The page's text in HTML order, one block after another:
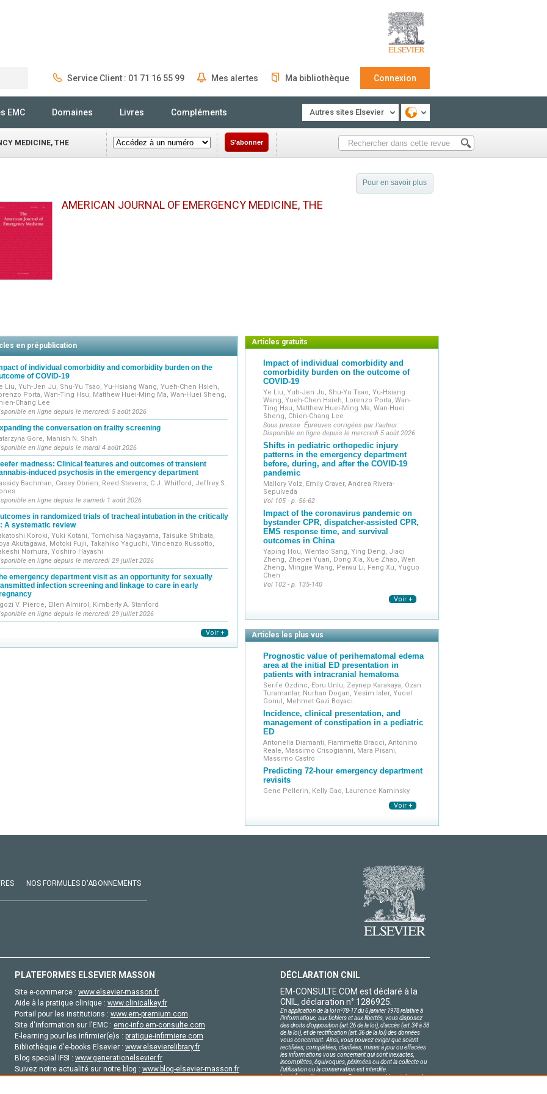
Service Client : 01 71 16 55 99 Mes alertes Ma bibliothèque Connexion
EMC Domaines Livres Compléments Autres sites Elsevier
MEDICINE, THE S'abonner
Pour en savoir plus
AMERICAN JOURNAL OF EMERGENCY MEDICINE, THE
en prépublication
of individual comorbidity and comorbidity burden on the
of COVID-19
Liu, Yuh-Jen Ju, Shu-Yu Tsao, Yu-Hsiang Wang, Yueh-Chen Hsieh,
Porta, Wan-Ting Hsu, Matthew Huei-Ming Ma, Wan-Huei Sheng,
Chang Lee
en ligne depuis le mercredi 5 août 2026
the conversation on frailty screening
Gore, Manish N. Shah
en ligne depuis le mardi 4 août 2026
madness: Clinical features and outcomes of transient
induced psychosis in the emergency department
Bachman, Casey Obrien, Reed Stevens, C.J. Whitford, Jeffrey S.
en ligne depuis le samedi 1 août 2026
in randomized trials of tracheal intubation in the critically
A systematic review
Koroki, Yuki Kotani, Tomohisa Nagayama, Taisuke Shibata,
Akutagawa, Motoki Fujii, Takahiko Yaguchi, Vincenzo Russotto,
Nomura, Yoshiro Hayashi
en ligne depuis le mercredi 29 juillet 2026
emergency department visit as an opportunity for sexually
infection screening and linkage to care in early
V. Pierce, Ellen Almirol, Kimberly A. Stanford
en ligne depuis le mercredi 29 juillet 2026
Voir +
Articles gratuits
Impact of individual comorbidity and
comorbidity burden on the outcome of
COVID-19
Ye Liu, Yuh-Jen Ju, Shu-Yu Tsao, Yu-Hsiang
Wang, Yueh-Chen Hsieh, Lorenzo Porta, Wan-
Ting Hsu, Matthew Huei-Ming Ma, Wan-Huei
Sheng, Chien-Chang Lee
Sous presse. Épreuves corrigées par l'auteur.
Disponible en ligne depuis le mercredi 5 août 2026
Shifts in pediatric orthopedic injury
patterns in the emergency department
before, during, and after the COVID-19
pandemic
Mallory Volz, Emily Craver, Andrea Rivera-
Sepulveda
Vol 105 - p. 56-62
Impact of the coronavirus pandemic on
bystander CPR, dispatcher-assisted CPR,
EMS response time, and survival
outcomes in China
Yaping Hou, Wentao Sang, Ying Deng, Jiaqi
Zheng, Zhepei Yuan, Dong Xia, Xue Zhao, Wen
Zheng, Mingjie Wang, Peiwu Li, Feng Xu, Yuguo
Chen
Vol 102 - p. 135-140
Voir +
Articles les plus vus
Prognostic value of perihematomal edema
area at the initial ED presentation in
patients with intracranial hematoma
Serife Ozdinc, Ebru Unlu, Zeynep Karakaya, Ozan
Turamanlar, Nurhan Dogan, Yesim Isler, Yucel
Gonul, Mehmet Gazi Boyaci
Incidence, clinical presentation, and
management of constipation in a pediatric
ED
Antonella Diamanti, Fiammetta Bracci, Antonino
Reale, Massimo Crisogianni, Mara Pisani,
Massimo Castro
Predicting 72-hour emergency department
revisits
Gene Pellerin, Kelly Gao, Laurence Kaminsky
Voir +
NOS FORMULES D'ABONNEMENTS
PLATEFORMES ELSEVIER MASSON
Site e-commerce : www.elsevier-masson.fr
Aide à la pratique clinique : www.clinicalkey.fr
Portail pour les institutions : www.em-premium.com
Site d'information sur l'EMC : emc-info.em-consulte.com
E-learning pour les infirmier(e)s : pratique-infirmiere.com
Bibliothèque d'e-books Elsevier : www.elsevierelibrary.fr
Blog special IFSI : www.generationelsevier.fr
Suivez notre actualité sur notre blog : www.blog-elsevier-masson.fr
DÉCLARATION CNIL
EM-CONSULTE.COM est déclaré à la
CNIL, déclaration n° 1286925.
En application de la loi nº78-17 du 6 janvier 1978 relative à
l'informatique, aux fichiers et aux libertés, vous disposez
des droits d'opposition (art.26 de la loi), d'accès (art.34 à 38
de la loi), et de rectification (art.36 de la loi) des données
vous concernant. Ainsi, vous pouvez exiger que soient
rectifiées, complétées, clarifiées, mises à jour ou effacées
les informations vous concernant qui sont inexactes,
incomplètes, équivoques, périmées ou dont la collecte ou
l'utilisation ou la conservation est interdite.
Les informations personnelles concernant les visiteurs de